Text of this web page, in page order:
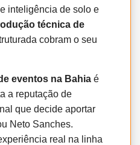
inteligência de solo e
técnica de
cobram o seu
eventos na Bahia é
a reputação de
que decide aportar
Neto Sanches.
real na linha